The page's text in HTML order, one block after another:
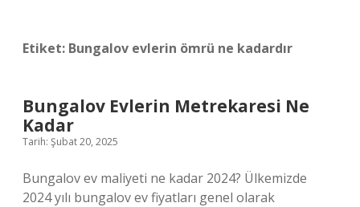
Etiket: Bungalov evlerin ömrü ne kadardır
Bungalov Evlerin Metrekaresi Ne
Kadar
Tarih: Şubat 20, 2025
Bungalov ev maliyeti ne kadar 2024? Ülkemizde
2024 yılı bungalov ev fiyatları genel olarak